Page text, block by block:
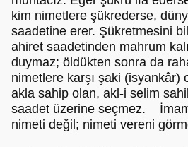
kim nimetlere şükrederse,
saadetine erer. Şükretmesini
ahiret saadetinden mahrum
duymaz; öldükten sonra da
nimetlere karşı şaki (isyankâr)
akla sahip olan, akl-i selim
saadet üzerine seçmez.
nimeti değil; nimeti vereni